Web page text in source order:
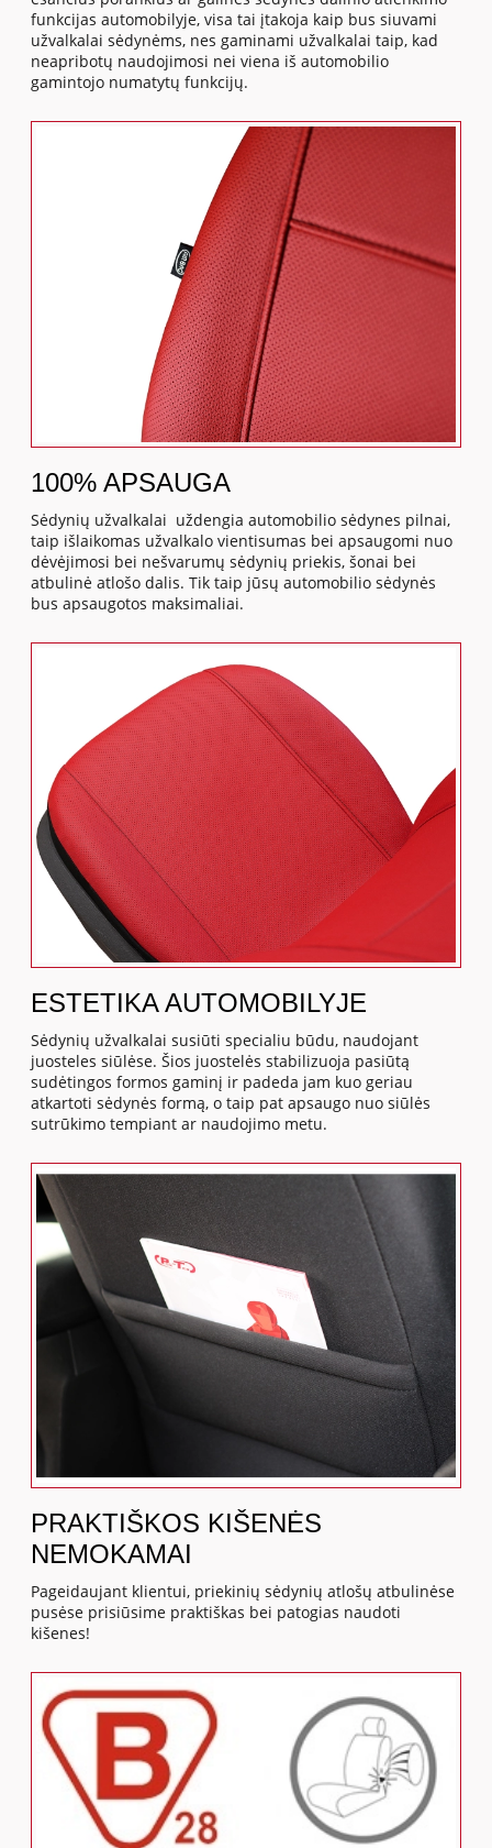
funkcijas automobilyje, visa tai įtakoja kaip bus siuvami
užvalkalai sėdynėms, nes gaminami užvalkalai taip, kad
neapribotų naudojimosi nei viena iš automobilio
gamintojo numatytų funkcijų.
100% APSAUGA
Sėdynių užvalkalai uždengia automobilio sėdynes pilnai,
taip išlaikomas užvalkalo vientisumas bei apsaugomi nuo
dėvėjimosi bei nešvarumų sėdynių priekis, šonai bei
atbulinė atlošo dalis. Tik taip jūsų automobilio sėdynės
bus apsaugotos maksimaliai.
ESTETIKA AUTOMOBILYJE
Sėdynių užvalkalai susiūti specialiu būdu, naudojant
juosteles siūlėse. Šios juostelės stabilizuoja pasiūtą
sudėtingos formos gaminį ir padeda jam kuo geriau
atkartoti sėdynės formą, o taip pat apsaugo nuo siūlės
sutrūkimo tempiant ar naudojimo metu.
PRAKTIŠKOS KIŠENĖS
NEMOKAMAI
Pageidaujant klientui, priekinių sėdynių atlošų atbulinėse
pusėse prisiūsime praktiškas bei patogias naudoti
kišenes!